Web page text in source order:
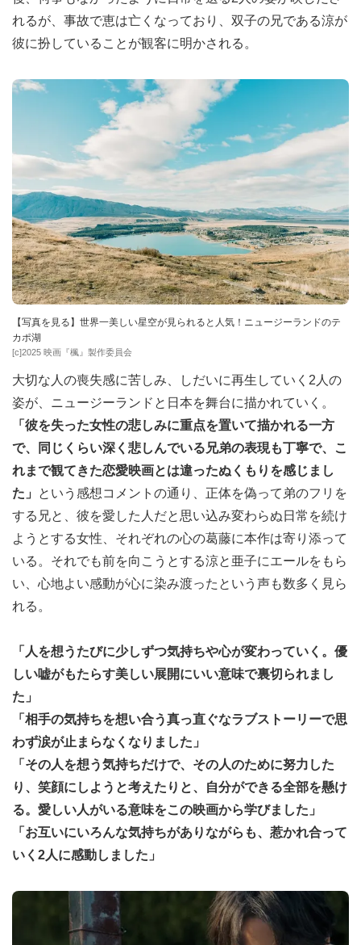
れるが、事故で恵は亡くなっており、双子の兄である涼が
彼に扮していることが観客に明かされる。
【写真を見る】世界一美しい星空が見られると人気！ニュージーランドのテ
カポ湖
[c]2025 映画『楓』製作委員会
大切な人の喪失感に苦しみ、しだいに再生していく2人の
姿が、ニュージーランドと日本を舞台に描かれていく。
「彼を失った女性の悲しみに重点を置いて描かれる一方
で、同じくらい深く悲しんでいる兄弟の表現も丁寧で、こ
れまで観てきた恋愛映画とは違ったぬくもりを感じまし
た」
という感想コメントの通り、正体を偽って弟のフリを
する兄と、彼を愛した人だと思い込み変わらぬ日常を続け
ようとする女性、それぞれの心の葛藤に本作は寄り添って
いる。それでも前を向こうとする涼と亜子にエールをもら
い、心地よい感動が心に染み渡ったという声も数多く見ら
れる。
「人を想うたびに少しずつ気持ちや心が変わっていく。優
しい嘘がもたらす美しい展開にいい意味で裏切られまし
た」
「相手の気持ちを想い合う真っ直ぐなラブストーリーで思
わず涙が止まらなくなりました」
「その人を想う気持ちだけで、その人のために努力した
り、笑顔にしようと考えたりと、自分ができる全部を懸け
る。愛しい人がいる意味をこの映画から学びました」
「お互いにいろんな気持ちがありながらも、惹かれ合って
いく2人に感動しました」